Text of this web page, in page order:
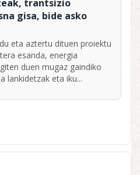
trantsizio
gisa, bide asko
eta aztertu dituen proiektu
esanda, energia
duen mugaz gaindiko
lankidetzak eta iku...